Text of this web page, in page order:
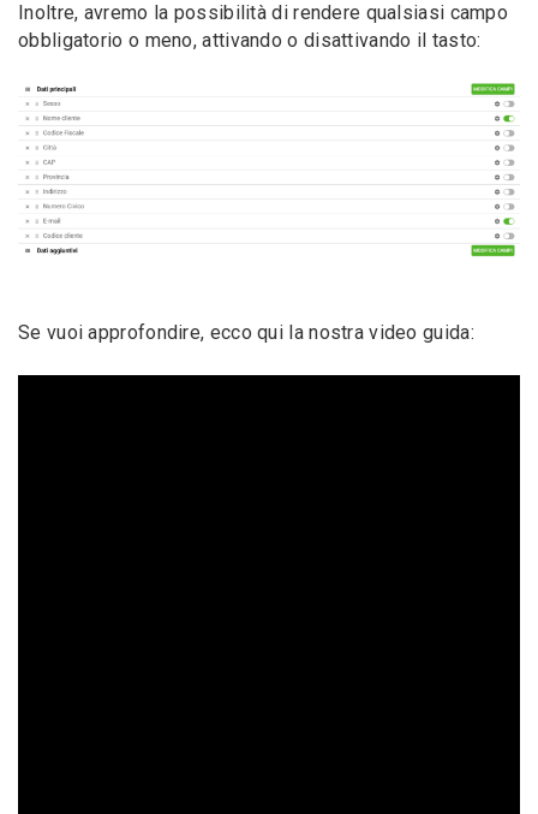
Inoltre, avremo la possibilità di rendere qualsiasi campo
obbligatorio o meno, attivando o disattivando il tasto:
Se vuoi approfondire, ecco qui la nostra video guida: